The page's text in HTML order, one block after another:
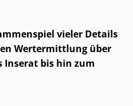
vieler Details
Wertermittlung über
Inserat bis hin zum